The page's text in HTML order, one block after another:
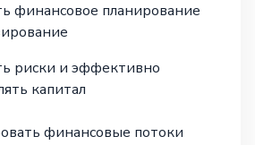
финансовое планирование
риски и эффективно
капитал
финансовые потоки